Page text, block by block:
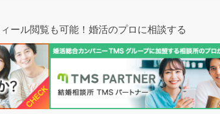
ら
をご紹介
ール閲覧も可能！ 婚活のプロに相談する